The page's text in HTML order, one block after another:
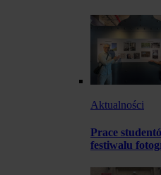
Aktualności
Prace
festiwalu